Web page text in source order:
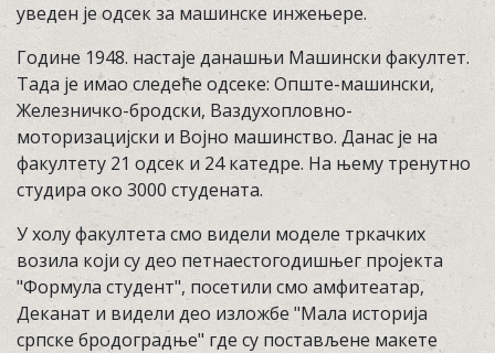
уведен је одсек за машинске инжењере.
Године 1948. настаје данашњи Машински факултет.
Тада је имао следеће одсеке: Опште-машински,
Железничко-бродски, Ваздухопловно-
моторизацијски и Војно машинство. Данас је на
факултету 21 одсек и 24 катедре. На њему тренутно
студира око 3000 студената.
У холу факултета смо видели моделе тркачких
возила који су део петнаестогодишњег пројекта
"Формула студент", посетили смо амфитеатар,
Деканат и видели део изложбе "Мала историја
српске бродоградње" где су постављене макете